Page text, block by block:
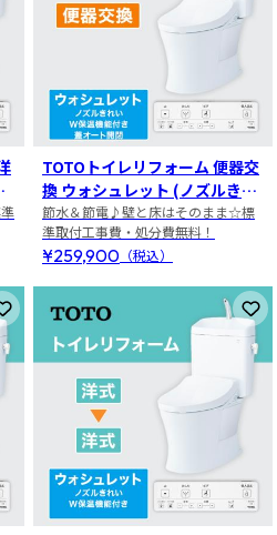
TOTOトイレリフォーム 便器交
換 ウォシュレット (ノズルきれ
い・W保温機能付き・蓋オート
開閉)
節水＆節電♪壁と床はそのまま☆標
準取付工事費・処分費無料！
¥259,900 （税込）
お気に入りに登録 お